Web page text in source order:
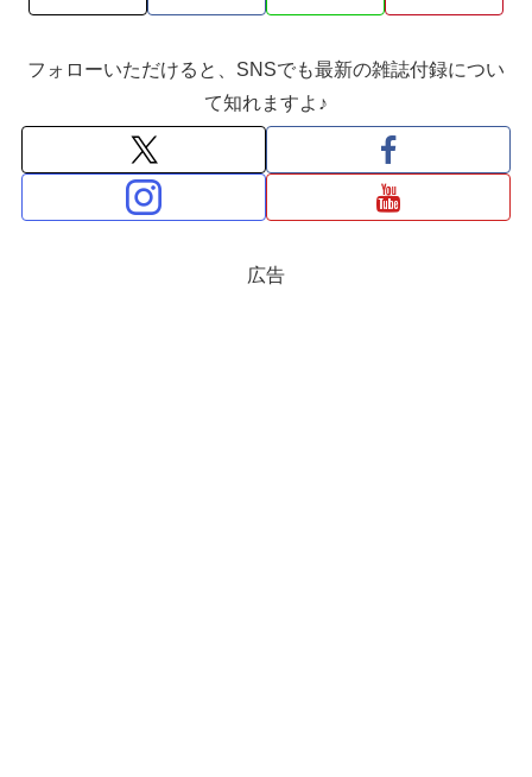
フォローいただけると、SNSでも最新の雑誌付録につい
て知れますよ♪
広告